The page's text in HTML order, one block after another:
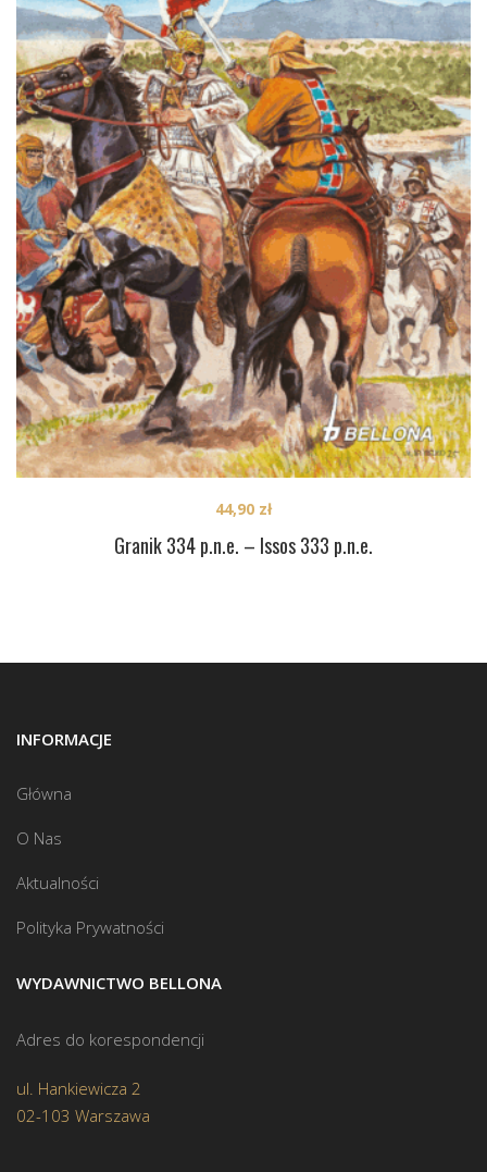
Granik 334 p.n.e. – Issos 333 p.n.e.
44,90 zł
INFORMACJE
Główna
O Nas
Aktualności
Polityka Prywatności
WYDAWNICTWO BELLONA
Adres do korespondencji
ul. Hankiewicza 2
02-103 Warszawa